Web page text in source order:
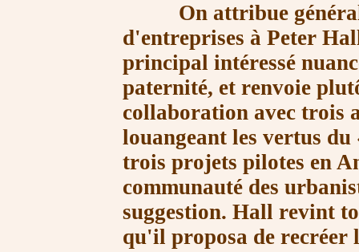
On attribue
d'entreprises à Peter
principal intéressé
paternité, et renvoie
collaboration avec trois
louangeant les vertus du
trois projets pilotes en
communauté des
suggestion. Hall revint
qu'il proposa de recréer